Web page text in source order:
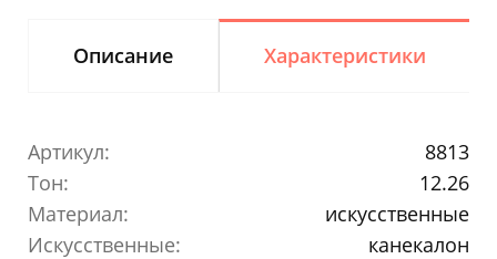
Описание Характеристики
Артикул:
8813
Тон:
12.26
Материал:
искусственные
Искусственные:
канекалон